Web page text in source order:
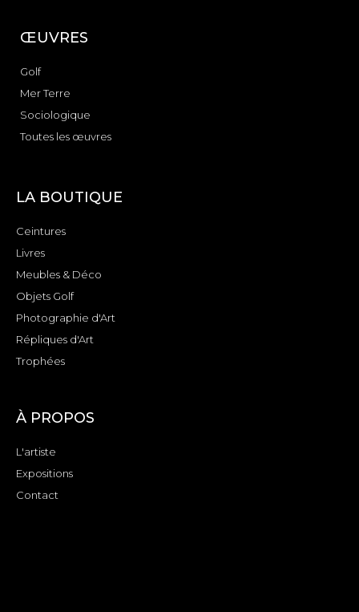
ŒUVRES
Golf
Mer Terre
Sociologique
Toutes les œuvres
LA BOUTIQUE
Ceintures
Livres
Meubles & Déco
Objets Golf
Photographie d'Art
Répliques d'Art
Trophées
À PROPOS
L'artiste
Expositions
Contact